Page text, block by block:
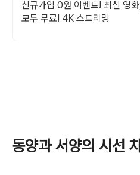
신규가입 0원 이벤트! 최신 영
모두 무료! 4K 스트리밍
동양과 서양의 시선